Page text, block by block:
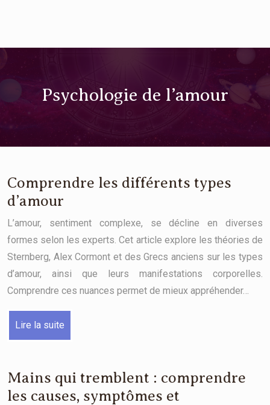
Psychologie de l’amour
Comprendre les différents types
d’amour
L’amour, sentiment complexe, se décline en diverses
formes selon les experts. Cet article explore les théories de
Sternberg, Alex Cormont et des Grecs anciens sur les types
d’amour, ainsi que leurs manifestations corporelles.
Comprendre ces nuances permet de mieux appréhender…
Lire la suite
Mains qui tremblent : comprendre
les causes, symptômes et